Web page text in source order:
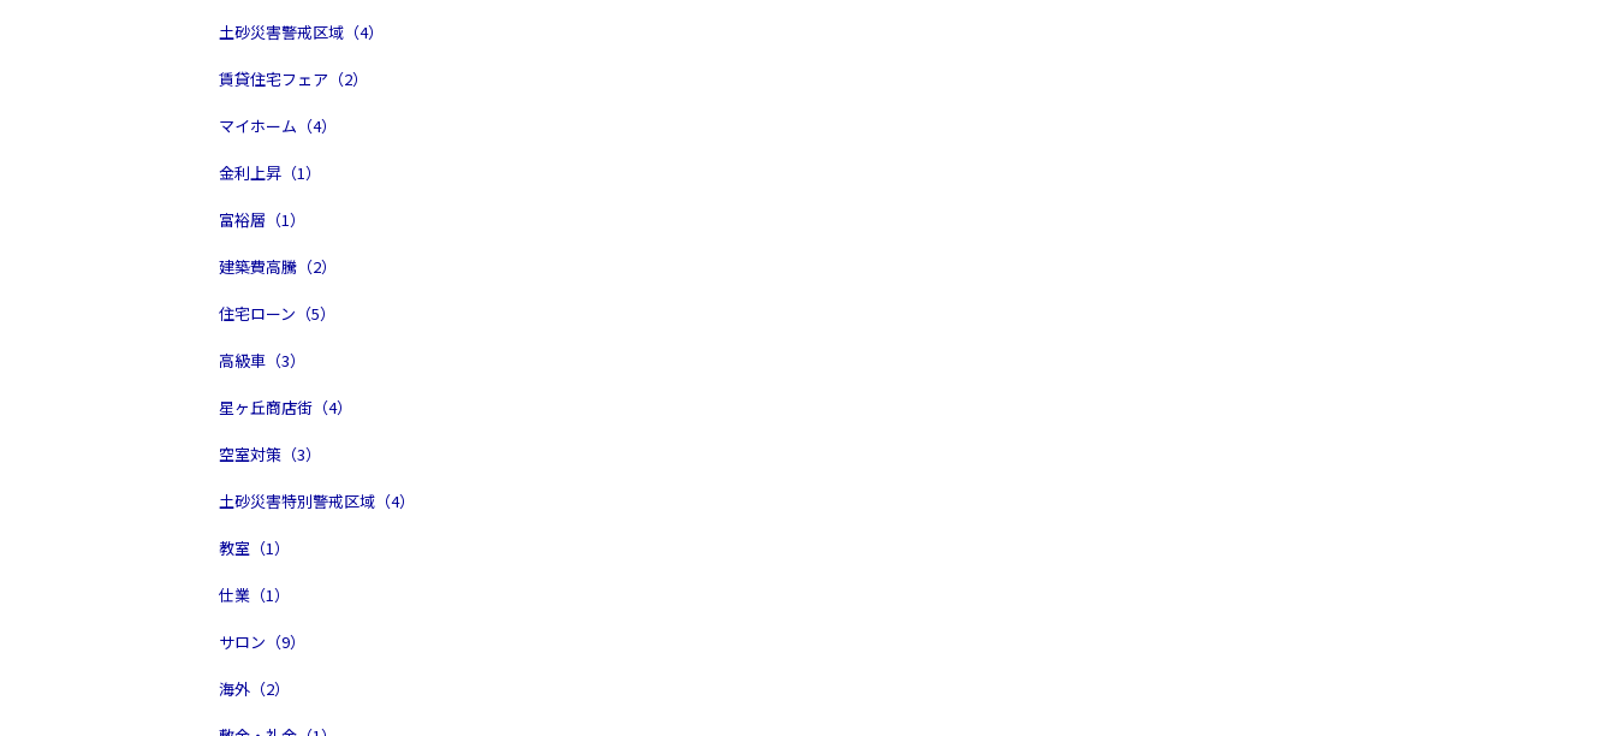
土砂災害警戒区域（4）
賃貸住宅フェア（2）
マイホーム（4）
金利上昇（1）
富裕層（1）
建築費高騰（2）
住宅ローン（5）
高級車（3）
星ヶ丘商店街（4）
空室対策（3）
土砂災害特別警戒区域（4）
教室（1）
仕業（1）
サロン（9）
海外（2）